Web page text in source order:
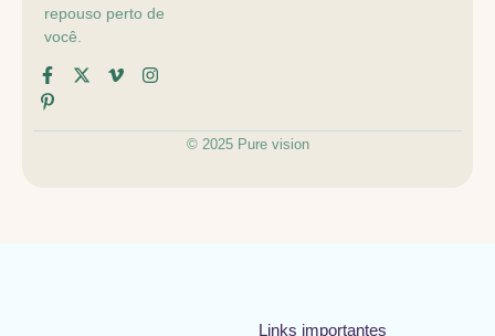
repouso perto de
você.
© 2025 Pure vision
Links importantes